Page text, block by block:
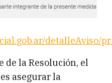
detalleAviso/
de la Resolución, el
asegurar la